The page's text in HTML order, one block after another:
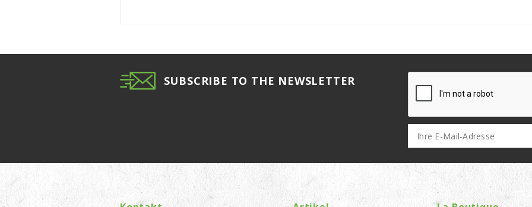
SUBSCRIBE TO THE NEWSLETTER